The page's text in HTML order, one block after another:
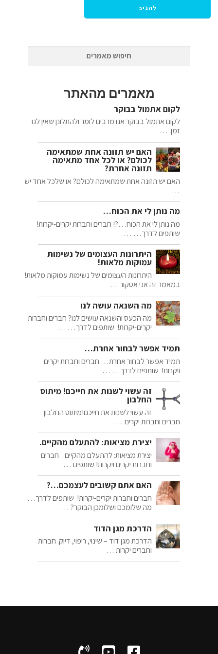
מאמרים מהאתר
לקום אתמול בבוקר
לקום אתמול בבוקר אנו מרבים לומר ולהתלונן שאין לנו
זמן. …
האם יש תזונה אחת שמתאימה
לכולם? או לכל אחד מתאימה
תזונה אחרת?
האם יש תזונה אחת שמתאימה לכולם? או שלכל אחד יש
…
מה נותן לי את הכוח…
מה נותן לי את הכוח…?! חברים וחברות יקרים-יקרות!
שותפים לדרך… …
היתרונות העצומים של נשימות
עמוקות מלאות!
היתרונות העצומים של נשימות עמוקות מלאות!
במאמר זה אני אסקור …
מה השנאה עושה לנו
מה הכעס והשנאה עושים לנו? חברים וחברות
יקרים-יקרות! שותפים לדרך… …
תמיד אפשר לבחור אחרת…
תמיד אפשר לבחור אחרת… חברים וחברות יקרים
ויקרות! שותפים לדרך… …
זה עשוי לשנות את חייכם! מיתוס
החלבון
זה עשוי לשנות את חייכם!מיתוס החלבון
חברים וחברות יקרים …
יצירת מציאות: להתעלם מהקיים.
יצירת מציאות: להתעלם מהקיים. חברים
וחברות יקרים ויקרות! שותפים …
האם אתם קשובים לעצמכם…?
חברים וחברות יקרים-יקרות! שותפים לדרך…
מה שלומכם ושלומכן הבוקר? …
הדרכת מגן הדוד
הדרכת מגן דוד – שינוי, ריפוי, דיוק. חברות
וחברים יקרות …